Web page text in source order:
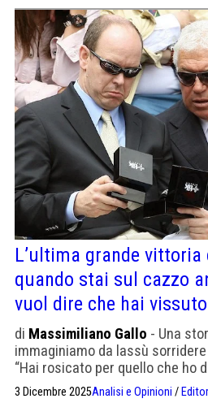
L’ultima grande
quando stai sul cazzo
vuol dire che hai
di Massimiliano Gallo - Una
immaginiamo da lassù
“Hai rosicato per quello che ho
3 Dicembre 2025Analisi e Opinioni /